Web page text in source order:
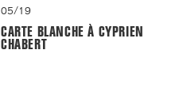
05/19
CARTE BLANCHE À CYPRIEN
CHABERT